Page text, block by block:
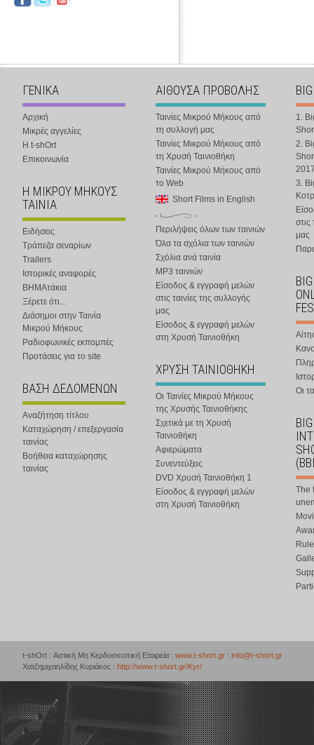
ΓΕΝΙΚΑ
Αρχική
Μικρές αγγελίες
Η t-shOrt
Επικοινωνία
Η ΜΙΚΡΟΥ ΜΗΚΟΥΣ
ΤΑΙΝΙΑ
Ειδήσεις
Τράπεζα σεναρίων
Trailers
Ιστορικές αναφορές
ΒΗΜΑτάκια
Ξέρετε ότι...
Διάσημοι στην Ταινία
Μικρού Μήκους
Ραδιοφωνικές εκπομπές
Προτάσεις για το site
ΒΑΣΗ ΔΕΔΟΜΕΝΩΝ
Αναζήτηση τίτλου
Καταχώρηση / επεξεργασία
ταινίας
Βοήθεια καταχώρησης
ταινίας
ΑΙΘΟΥΣΑ ΠΡΟΒΟΛΗΣ
Ταινίες Μικρού Μήκους από
τη συλλογή μας
Ταινίες Μικρού Μήκους από
τη Χρυσή Ταινιοθήκη
Ταινίες Μικρού Μήκους από
το Web
Short Films in English
Περιλήψεις όλων των ταινιών
Όλα τα σχόλια των ταινιών
Σχόλια ανά ταινία
MP3 ταινιών
Είσοδος & εγγραφή μελών
στις ταινίες της συλλογής
μας
Είσοδος & εγγραφή μελών
στη Χρυσή Ταινιοθήκη
ΧΡΥΣΗ ΤΑΙΝΙΟΘΗΚΗ
Οι Ταινίες Μικρού Μήκους
της Χρυσής Ταινιοθήκης
Σχετικά με τη Χρυσή
Ταινιοθήκη
Αφιερώματα
Συνεντεύξεις
DVD Χρυσή Ταινιοθήκη 1
Είσοδος & εγγραφή μελών
στη Χρυσή Ταινιοθήκη
1.
2.
3.
στις
μας
Οι
The
t-shOrt : Αστική Μη Κερδοσκοπική Εταιρεία : www.t-short.gr : info@t-short.gr
Χατζημιχαηλίδης Κυριάκος : http://www.t-short.gr/Kyr/